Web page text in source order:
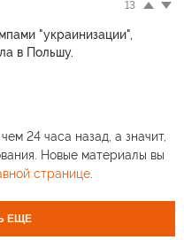
13
"украинизации",
в Польшу.
24 часа назад, а значит,
Новые материалы вы
странице.
ЕЩЕ